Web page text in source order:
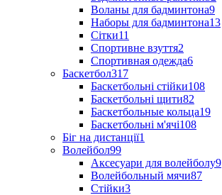
Воланы для бадминтона9
Наборы для бадминтона13
Сітки11
Спортивне взуття2
Спортивная одежда6
Баскетбол317
Баскетбольні стійки108
Баскетбольні щити82
Баскетбольные кольца19
Баскетбольні м'ячі108
Біг на дистанції1
Волейбол99
Аксесуари для волейболу9
Волейбольный мячи87
Стійки3